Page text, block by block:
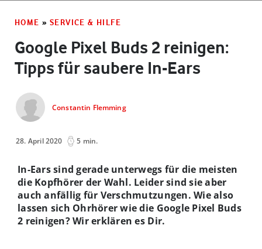
HOME » SERVICE & HILFE
Google Pixel Buds 2 reinigen:
Tipps für saubere In-Ears
Constantin Flemming
28. April 2020 5 min.
In-Ears sind gerade unterwegs für die meisten
die Kopfhörer der Wahl. Leider sind sie aber
auch anfällig für Verschmutzungen. Wie also
lassen sich Ohrhörer wie die Google Pixel Buds
2 reinigen? Wir erklären es Dir.